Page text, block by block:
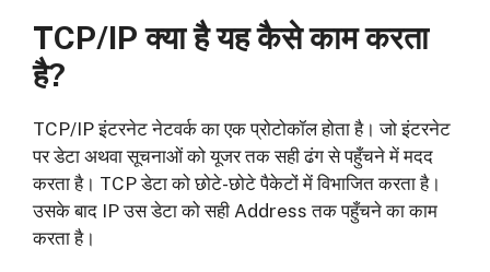
TCP/IP क्या है यह कैसे काम करता
है?
TCP/IP इंटरनेट नेटवर्क का एक प्रोटोकॉल होता है। जो इंटरनेट
पर डेटा अथवा सूचनाओं को यूजर तक सही ढंग से पहुँचने में मदद
करता है। TCP डेटा को छोटे-छोटे पैकेटों में विभाजित करता है।
उसके बाद IP उस डेटा को सही Address तक पहुँचने का काम
करता है।